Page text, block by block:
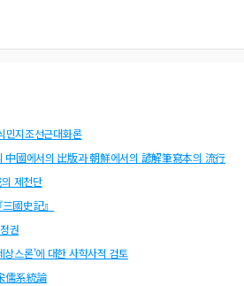
민지조선근대화론
中國에서의 出版과 朝鮮에서의 諺解筆寫本의 流行
제천단
國史記』
권
스론'에 대한 사학사적 검토
儒系統論